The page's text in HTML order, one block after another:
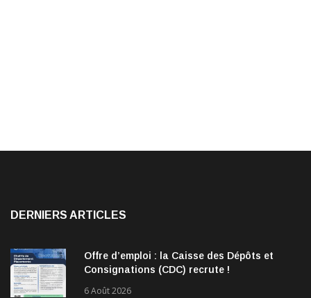
DERNIERS ARTICLES
Offre d’emploi : la Caisse des Dépôts et
Consignations (CDC) recrute !
6 Août 2026